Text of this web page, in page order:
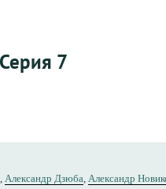
7
, Александр Дзюба, Александр